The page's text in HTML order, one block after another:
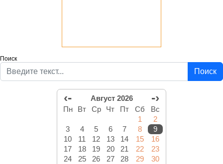
Поиск
Поиск
‹- Август 2026 -›
Пн Вт Ср Чт Пт Сб
Вс
1
2
3
4 5 6 7 8
9
10
11 12 13 14 15
16
17
18 19 20 21 22
23
24
25 26 27 28 29
30